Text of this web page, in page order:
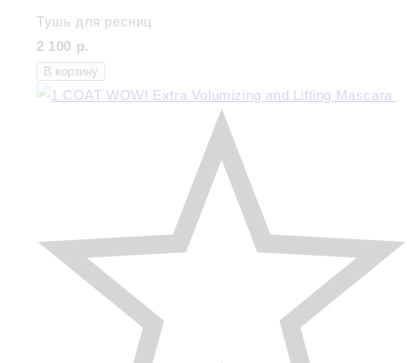
Тушь для ресниц
2 100 р.
В корзину